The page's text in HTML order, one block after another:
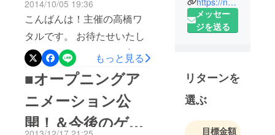
箋」は画面上のアイテムを
取得したり、パズルを解い
たり、仕掛けを動作させる
等の操作を行うことで、主
人公の少女リゼットを先へ
と進ませていくというポイ
ント＆クリック型のアドベ
ンチャーゲームです。 前々
2014/10/05 19:36
こんばんは！主催の高橋ワ
タルです。 お待たせいたし
ました。いよいよこの時が
やってきました。 「リゼッ
トの処方箋 ～記憶の本と
揺れる天秤」 10/6(月) 19:00
頃より公開いたします！
もっと見る
■オープニングア
ニメーション公
開！＆今後のゲー
「STEINS;G
ATE」などに
感銘を受
の両方を作
れるように
なりたいな
ようにな
メッセー
ジを送る
リターンを
選ぶ
目標金額